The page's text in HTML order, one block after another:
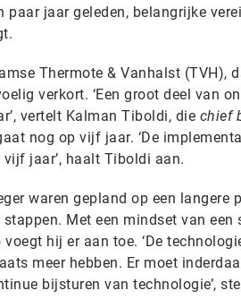
paar jaar geleden, belangrijke
Thermote & Vanhalst
verkort. ‘Een groot deel van
vertelt Kalman Tiboldi, die chief
nog op vijf jaar. ‘De
jaar’, haalt Tiboldi aan.
waren gepland op een langere
Met een mindset van
hij er aan toe. ‘De
meer hebben. Er moet
bijsturen van technologie’,